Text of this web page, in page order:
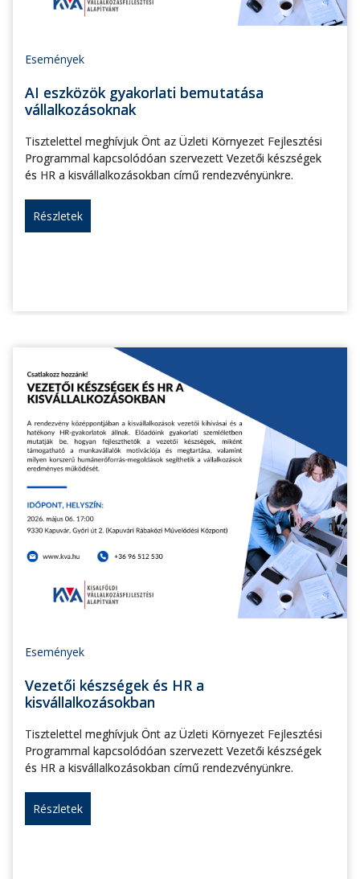
Események
AI eszközök gyakorlati bemutatása
vállalkozásoknak
Tisztelettel meghívjuk Önt az Üzleti Környezet Fejlesztési
Programmal kapcsolódóan szervezett Vezetői készségek
és HR a kisvállalkozásokban című rendezvényünkre.
Részletek
Események
Vezetői készségek és HR a
kisvállalkozásokban
Tisztelettel meghívjuk Önt az Üzleti Környezet Fejlesztési
Programmal kapcsolódóan szervezett Vezetői készségek
és HR a kisvállalkozásokban című rendezvényünkre.
Részletek